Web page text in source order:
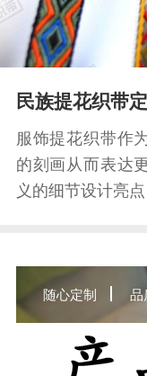
民族提花织带
服饰提花织带作
的刻画从而表达
义的细节设计亮点
随心定制 品